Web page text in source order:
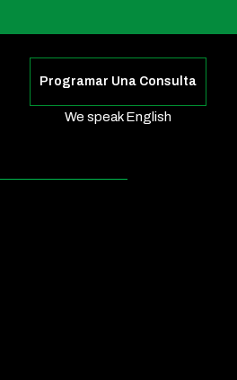
Programar Una Consulta
We speak English